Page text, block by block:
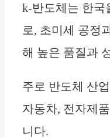
k-반도체는 한국
로, 초미세 공정
해 높은 품질과
주로 반도체 산
자동차, 전자제
니다.